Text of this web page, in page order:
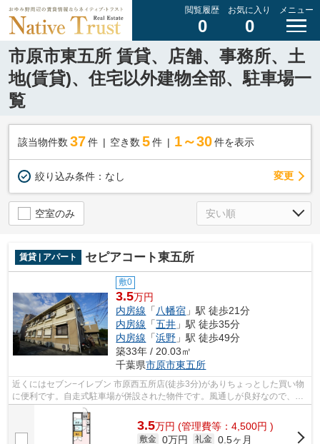
閲覧履歴
0
お気に入り
0
メニュー
市原市東五所 賃貸、店舗、事務所、土
地(賃貸)、住宅以外建物全部、駐車場一
覧
該当物件数 37件 空き数 5 件 1～30 件を表示
絞り込み条件： なし 変更
空室のみ
賃貸 | アパート セピアコート東五所
敷0
3.5万円
内房線 「 八幡宿 」駅 徒歩21分
内房線 「五井 」駅 徒歩35分
内房線 「浜野 」駅 徒歩49分
築33年 / 20.03㎡
千葉県市原市東五所
近くにはセブン−イレブン 市原西五所店(徒歩3分)がありちょっとした買い物
に便利です。自走式駐車場が併設された物件です。風通しが良好なので、い
つでも新鮮な空気がはいってきます。...
3.5万円 (管理費等：4,500円 )
敷金 0万円 礼金 0.5ヶ月